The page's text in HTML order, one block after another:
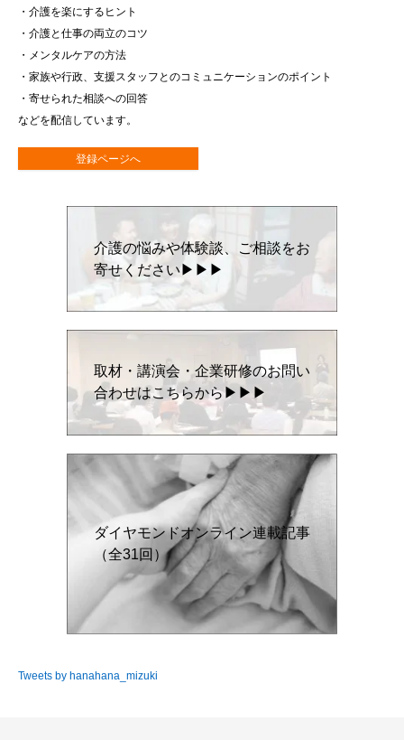
・介護を楽にするヒント
・介護と仕事の両立のコツ
・メンタルケアの方法
・家族や行政、支援スタッフとのコミュニケーションのポイント
・寄せられた相談への回答
などを配信しています。
登録ページへ
介護の悩みや体験談、ご相談をお
寄せください▶▶▶
取材・講演会・企業研修のお問い
合わせはこちらから▶▶▶
ダイヤモンドオンライン連載記事
（全31回）
Tweets by hanahana_mizuki